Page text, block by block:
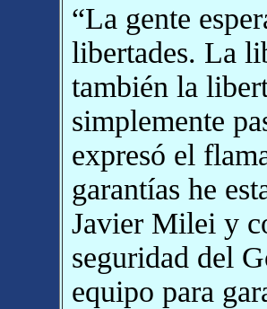
“La gente
libertades. La
también la
simplemente
expresó el
garantías he
Javier Milei y
seguridad del
equipo para